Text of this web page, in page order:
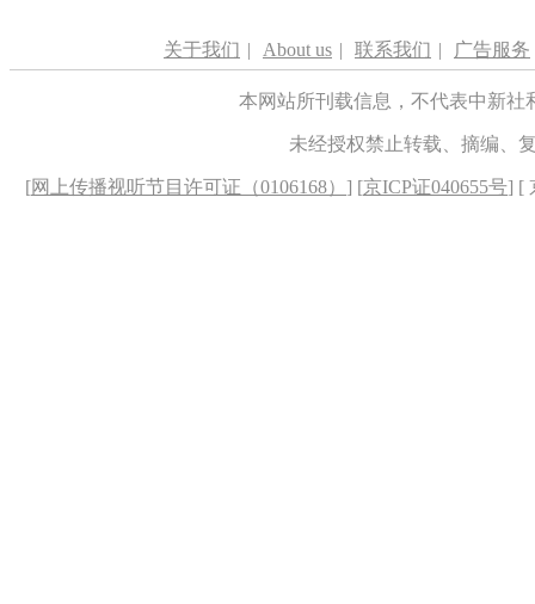
关于我们 | About us | 联系我们 | 广告服务
本网站所刊载信息，不代表中新
未经授权禁止转载、摘编、
[网上传播视听节目许可证（0106168） ] [京ICP证040655号] [